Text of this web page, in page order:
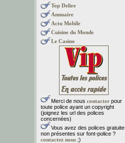
Top Delire
Annuaire
Actu Mobile
Cuisine du Monde
Le Casino
Merci de nous contacterpour
toute police ayant un copyright
(joignez les url des polices
concernées)
Vous avez des polices gratuite
non présentes sur font-police ?
contactez nous;)